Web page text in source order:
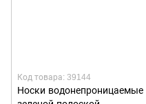
Код товара: 39144
Носки